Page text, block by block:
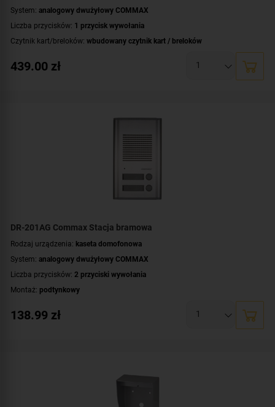
System: analogowy dwużyłowy COMMAX
Liczba przycisków: 1 przycisk wywołania
Czytnik kart/breloków: wbudowany czytnik kart / breloków
Montaż:podtynkowy
439.00 zł
DR-201AG Commax Stacja bramowa
Rodzaj urządzenia: kaseta domofonowa
System: analogowy dwużyłowy COMMAX
Liczba przycisków: 2 przyciski wywołania
Montaż: podtynkowy
138.99 zł